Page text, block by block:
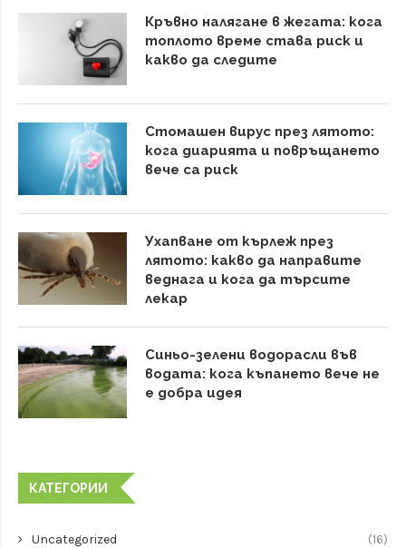
Кръвно налягане в жегата: кога
топлото време става риск и
какво да следите
Стомашен вирус през лятото:
кога диарията и повръщането
вече са риск
Ухапване от кърлеж през
лятото: какво да направите
веднага и кога да търсите
лекар
Синьо-зелени водорасли във
водата: кога къпането вече не
е добра идея
КАТЕГОРИИ
Uncategorized (16)